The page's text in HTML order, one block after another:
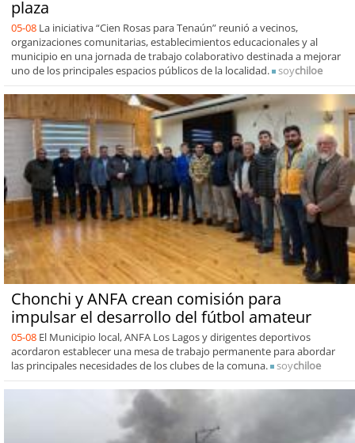
plaza
05-08 La iniciativa “Cien Rosas para Tenaún” reunió a vecinos,
organizaciones comunitarias, establecimientos educacionales y al
municipio en una jornada de trabajo colaborativo destinada a mejorar
uno de los principales espacios públicos de la localidad.
soychiloe
Chonchi y ANFA crean comisión para
impulsar el desarrollo del fútbol amateur
05-08 El Municipio local, ANFA Los Lagos y dirigentes deportivos
acordaron establecer una mesa de trabajo permanente para abordar
las principales necesidades de los clubes de la comuna.
soychiloe